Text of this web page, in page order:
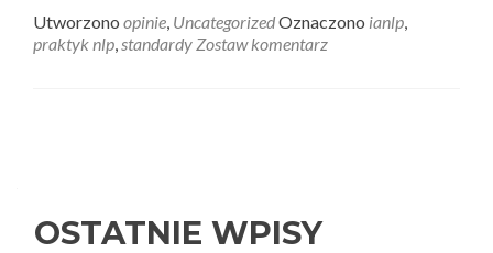
kurs
NLP?
IT
Utworzono opinie, UncategorizedOznaczono ianlp,
praktyk nlp,standardy Zostaw komentarz
OSTATNIE WPISY